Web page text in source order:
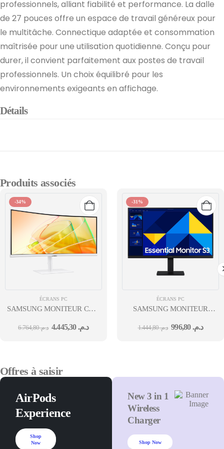
professionnels, alliant fiabilité et performance. La dalle
de 27 pouces offre un espace de travail généreux pour
le multitâche. Connectique adaptée et consommation
maîtrisée pour une utilisation quotidienne. Conçu pour
durer, il convient parfaitement aux postes de travail
professionnels. Un choix équilibré pour les
environnements exigeants en affichage.
Détails
Produits associés
-34%
ÉCRANS PC
SAMSUNG MONITEUR CURVED 34"
QHD SERIE 6 BLANC RATIO
د.م.6.764,80 د.م.4.445,30
-31%
ÉCRANS PC
SAMSUNG MONITEUR
SERIE 3 1920*1080 TPS 5MS
د.م.1.444,80 د.م.996,80
Offres à saisir
AirPods
Experience
Shop
Now
New 3 in 1
Wireless
Charger
Shop Now